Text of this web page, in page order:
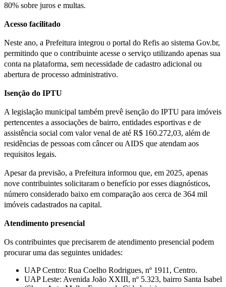
80% sobre juros e multas.
Acesso facilitado
Neste ano, a Prefeitura integrou o portal do Refis ao sistema Gov.br,
permitindo que o contribuinte acesse o serviço utilizando apenas sua
conta na plataforma, sem necessidade de cadastro adicional ou
abertura de processo administrativo.
Isenção do IPTU
A legislação municipal também prevê isenção do IPTU para imóveis
pertencentes a associações de bairro, entidades esportivas e de
assistência social com valor venal de até R$ 160.272,03, além de
residências de pessoas com câncer ou AIDS que atendam aos
requisitos legais.
Apesar da previsão, a Prefeitura informou que, em 2025, apenas
nove contribuintes solicitaram o benefício por esses diagnósticos,
número considerado baixo em comparação aos cerca de 364 mil
imóveis cadastrados na capital.
Atendimento presencial
Os contribuintes que precisarem de atendimento presencial podem
procurar uma das seguintes unidades:
UAP Centro: Rua Coelho Rodrigues, nº 1911, Centro.
UAP Leste: Avenida João XXIII, nº 5.323, bairro Santa Isabel